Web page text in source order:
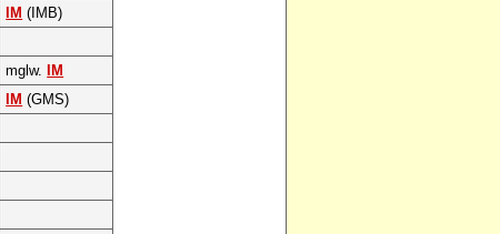
IM (IMB)
mglw.
IM
IM (GMS)